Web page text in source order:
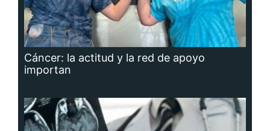
Cáncer: la actitud y la red de apoyo
importan